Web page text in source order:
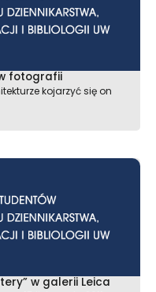
fotografii
kojarzyć się on
w galerii Leica